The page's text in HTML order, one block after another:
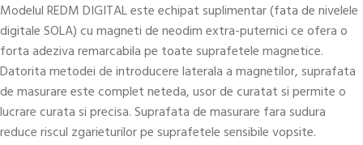
Modelul REDM DIGITAL este echipat suplimentar (fata de nivelele
digitale SOLA) cu magneti de neodim extra-puternici ce ofera o
forta adeziva remarcabila pe toate suprafetele magnetice.
Datorita metodei de introducere laterala a magnetilor, suprafata
de masurare este complet neteda, usor de curatat si permite o
lucrare curata si precisa. Suprafata de masurare fara sudura
reduce riscul zgarieturilor pe suprafetele sensibile vopsite.